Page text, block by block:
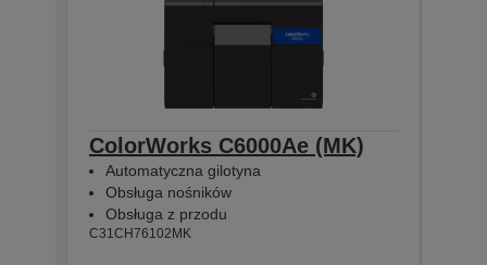
ColorWorks C6000Ae (MK)
Automatyczna gilotyna
Obsługa nośników
Obsługa z przodu
C31CH76102MK